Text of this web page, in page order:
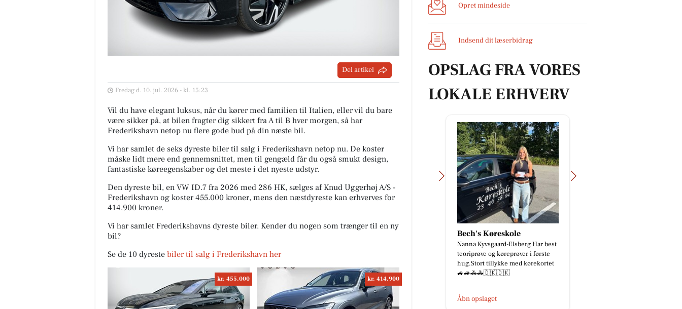
Del artikel
Fredag d. 10. jul. 2026 - kl. 15:23
Vil du have elegant luksus, når du kører med familien til Italien, eller vil du bare
være sikker på, at bilen fragter dig sikkert fra A til B hver morgen, så har
Frederikshavn netop nu flere gode bud på din næste bil.
Vi har samlet de seks dyreste biler til salg i Frederikshavn netop nu. De koster
måske lidt mere end gennemsnittet, men til gengæld får du også smukt design,
fantastiske køreegenskaber og det meste i det nyeste udstyr.
Den dyreste bil, en VW ID.7 fra 2026 med 286 HK, sælges af Knud Uggerhøj A/S -
Frederikshavn og koster 455.000 kroner, mens den næstdyreste kan erhverves for
414.900 kroner.
Vi har samlet Frederikshavns dyreste biler. Kender du nogen som trænger til en ny
bil?
Se de 10 dyreste biler til salg i Frederikshavn her
kr. 455.000 kr. 414.900
Opret mindeside
Indsend dit læserbidrag
OPSLAG FRA VORES
LOKALE ERHVERV
Elling Slagterforretning
Karlsen
Skal du gøre weekenden ekstra
lækker🤩😋 så har vi stadig lidt af
vores super flotte krogmodnede T-
bone steaks til kun 120kr....
Bech's Køreskole
Nanna Kyvsgaard-Elsberg Har best
teoriprøve og køreprøver i første
hug.Stort tillykke med kørekortet
🚙🚙🚓🚓🇩🇰🇩🇰
Åbn opslaget
Henny har sendt en mail hun
skriver👍 Hej Kirsten og Helle
Tusind tak fordi i giver os det flotte